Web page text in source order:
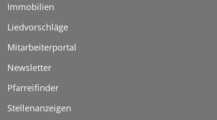
Immobilien
Liedvorschläge
Mitarbeiterportal
Newsletter
Pfarreifinder
Stellenanzeigen